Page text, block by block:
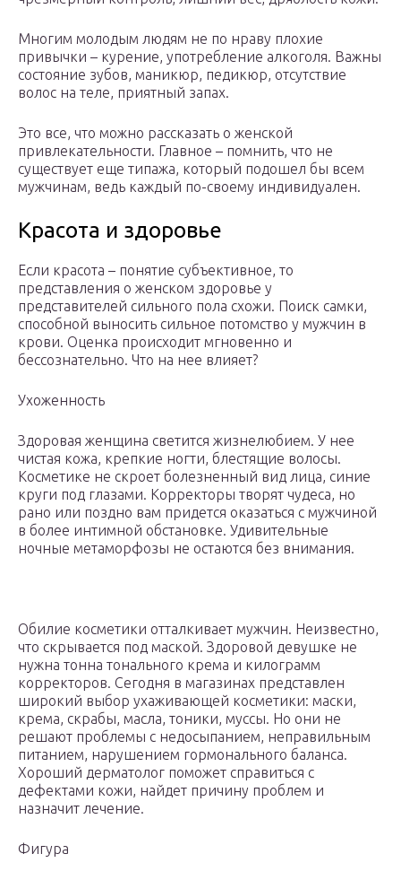
Многим молодым людям не по нраву плохие
привычки – курение, употребление алкоголя. Важны
состояние зубов, маникюр, педикюр, отсутствие
волос на теле, приятный запах.
Это все, что можно рассказать о женской
привлекательности. Главное – помнить, что не
существует еще типажа, который подошел бы всем
мужчинам, ведь каждый по-своему индивидуален.
Красота и здоровье
Если красота – понятие субъективное, то
представления о женском здоровье у
представителей сильного пола схожи. Поиск самки,
способной выносить сильное потомство у мужчин в
крови. Оценка происходит мгновенно и
бессознательно. Что на нее влияет?
Ухоженность
Здоровая женщина светится жизнелюбием. У нее
чистая кожа, крепкие ногти, блестящие волосы.
Косметике не скроет болезненный вид лица, синие
круги под глазами. Корректоры творят чудеса, но
рано или поздно вам придется оказаться с мужчиной
в более интимной обстановке. Удивительные
ночные метаморфозы не остаются без внимания.
Обилие косметики отталкивает мужчин. Неизвестно,
что скрывается под маской. Здоровой девушке не
нужна тонна тонального крема и килограмм
корректоров. Сегодня в магазинах представлен
широкий выбор ухаживающей косметики: маски,
крема, скрабы, масла, тоники, муссы. Но они не
решают проблемы с недосыпанием, неправильным
питанием, нарушением гормонального баланса.
Хороший дерматолог поможет справиться с
дефектами кожи, найдет причину проблем и
назначит лечение.
Фигура